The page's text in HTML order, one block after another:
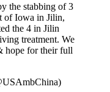
the stabbing of 3
of Iowa in Jilin,
the 4 in Jilin
treatment. We
hope for their full